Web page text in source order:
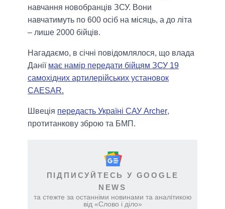
навчання новобранців ЗСУ. Вони
навчатимуть по 600 осіб на місяць, а до літа
– лише 2000 бійців.
Нагадаємо, в січні повідомлялося, що влада
Данії має намір передати бійцям ЗСУ 19
самохідних артилерійських установок
CAESAR.
Швеція передасть Україні САУ Archer,
протитанкову зброю та БМП.
ПІДПИСУЙТЕСЬ У GOOGLE
NEWS
та стежте за останніми новинами та аналітикою
від «Слово і діло»